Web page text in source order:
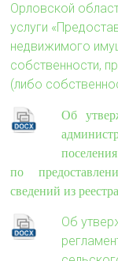
Орловской
услуги
недвижимого
собственности,
(либо
Об
по
сведений из
Об